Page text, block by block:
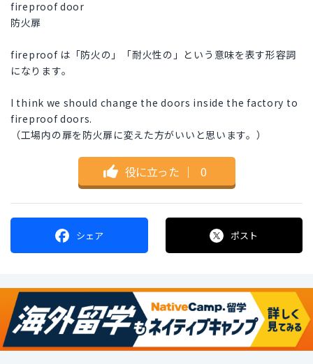
fireproof door
防火扉
fireproof は「防火の」「耐火性の」という意味を表す形容詞
になります。
I think we should change the doors inside the factory to
fireproof doors.
（工場内の扉を防火扉に変えた方がいいと思います。）
役に立った ｜ 0
シェア ポスト